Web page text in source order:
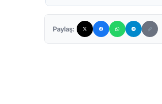
Paylaş: